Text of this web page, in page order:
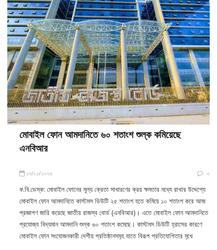
মোবাইল ফোন আমদানিতে ৬০ শতাংশ শুল্ক কমিয়েছে
এনবিআর
১৩/০১/২০২৬ ০
ক.বি.ডেস্ক: মোবাইল ফোনের মূল্য ক্রেতা সাধারণের ক্রয় ক্ষমতার মধ্যে রাখার উদ্দেশ্যে
মোবাইল ফোন আমদানিতে কাস্টমস ডিউটি ২৫ শতাংশ হতে কমিয়ে ১০ শতাংশ করে আজ
প্রজ্ঞাপণ জারি করেছে জাতীয় রাজস্ব বোর্ড (এনবিআর)। এতে মোবাইল ফোন আমদানিতে
প্রযোজ্য বিদ্যমান আমদানি শুল্ক ৬০ শতাংশ কমেছে। কাস্টমস ডিউটি হ্রাসের কারণে
মোবাইল ফোন সংযোজনকারী দেশীয় প্রতিষ্ঠানসমূহ যাতে বিরূপ প্রতিযোগিতার মুখে